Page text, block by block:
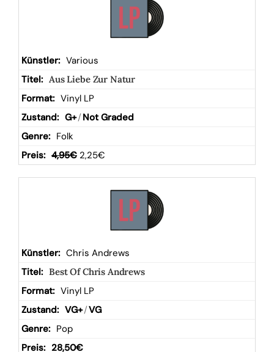
Various
Aus Liebe Zur Natur
Vinyl LP
G+/ Not Graded
Folk
4,95€ 2,25€
Chris Andrews
Best Of Chris Andrews
Vinyl LP
VG+/VG
Pop
28,50€